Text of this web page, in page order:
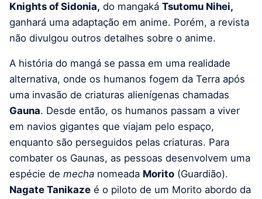
Knights of Sidonia, do mangaká Tsutomu Nihei,
ganhará uma adaptação em anime. Porém, a revista
não divulgou outros detalhes sobre o anime.
A história do mangá se passa em uma realidade
alternativa, onde os humanos fogem da Terra após
uma invasão de criaturas alienígenas chamadas
Gauna. Desde então, os humanos passam a viver
em navios gigantes que viajam pelo espaço,
enquanto são perseguidos pelas criaturas. Para
combater os Gaunas, as pessoas desenvolvem uma
espécie de mecha nomeada Morito (Guardião).
Nagate Tanikaze é o piloto de um Morito abordo da